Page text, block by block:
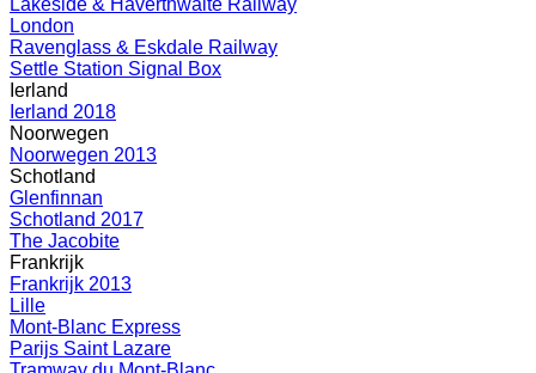
Lakeside & Haverthwaite Railway
London
Ravenglass & Eskdale Railway
Settle Station Signal Box
Ierland
Ierland 2018
Noorwegen
Noorwegen 2013
Schotland
Glenfinnan
Schotland 2017
The Jacobite
Frankrijk
Frankrijk 2013
Lille
Mont-Blanc Express
Parijs Saint Lazare